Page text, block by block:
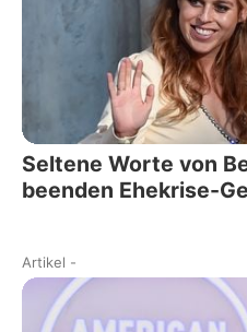
Seltene Worte von
beenden Ehekrise-
Artikel -